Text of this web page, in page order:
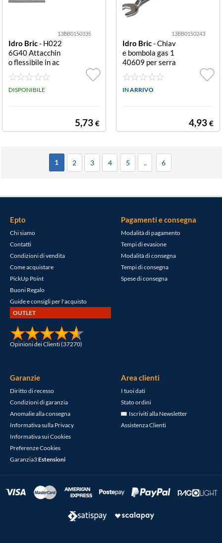
13BB0150335
Idro Bric- H022
6G40 Attacchin
o flessibile in ac
ciaio inox 40 cm
3/8" F/F flessibil
e
DISPONIBILE
5,73 €
13BB0150243
Idro Bric- Chiav
e bombola gas 1
40609 per serra
ggio manichetta
Chiave bombola
gas Idro Bric 14
IN ARRIVO
4,93 €
1 2 3 4 5 .. 6
Epto
Chi siamo
Contatti
Condizioni di vendita
Come acquistare
PickUp Point
Buoni Regalo
Guide e consigli per l'acquisto
OUTLET
Opinioni dei Clienti (37270)
Pagamenti e consegna
Modalità di pagamento
Tempi di evasione
Modalità di consegna
Tempi di consegna
Spese di consegna
Garanzie
Diritto di recesso
Condizioni di garanzia
Anomalie alla consegna
Informativa sulla Privacy
Informativa sui Cookies
Preferenze Cookies
Garanzia3Estensioni
Area clienti
I tuoi dati
Stato ordini
Iscriviti alla Newsletter
Assistenza Clienti